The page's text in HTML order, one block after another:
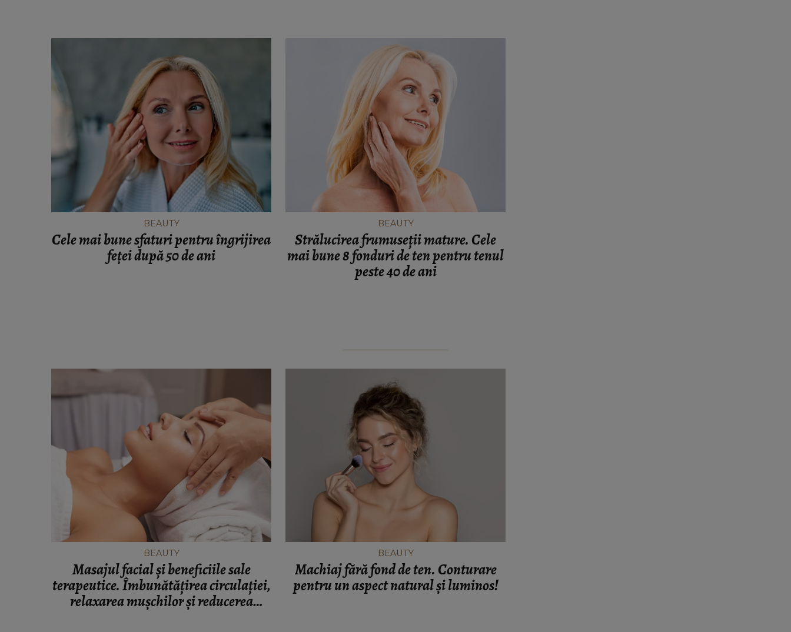
BEAUTY
Cele mai bune sfaturi pentru îngrijirea
feței după 50 de ani
BEAUTY
Strălucirea frumuseții mature. Cele
mai bune 8 fonduri de ten pentru tenul
peste 40 de ani
BEAUTY
Masajul facial și beneficiile sale
terapeutice. Îmbunătățirea circulației,
relaxarea mușchilor și reducerea
BEAUTY
Machiaj fără fond de ten. Conturare
pentru un aspect natural și luminos!